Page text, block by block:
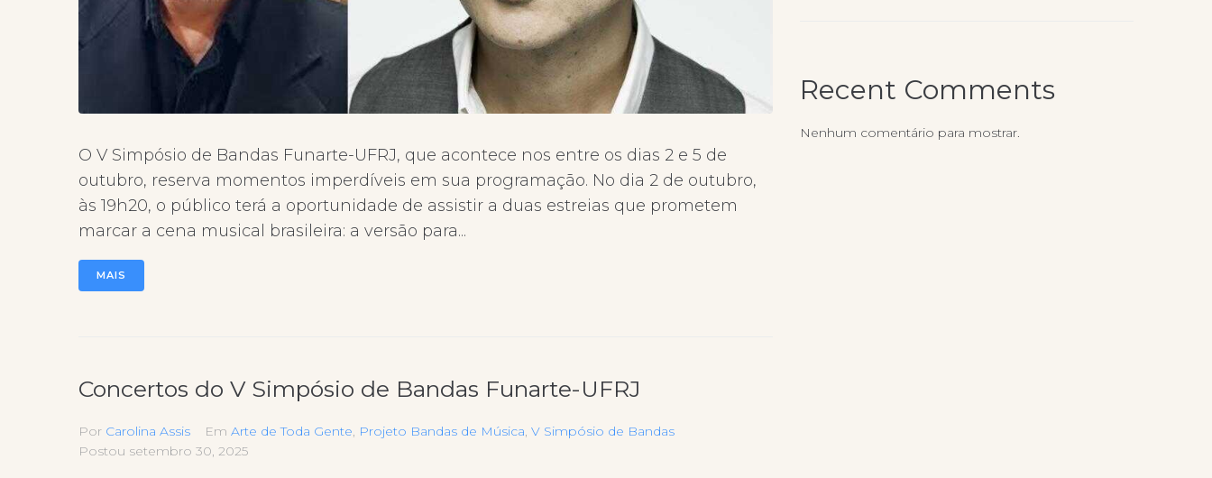
O V Simpósio de Bandas Funarte-UFRJ, que acontece nos entre os dias 2 e 5 de
outubro, reserva momentos imperdíveis em sua programação. No dia 2 de outubro,
às 19h20, o público terá a oportunidade de assistir a duas estreias que prometem
marcar a cena musical brasileira: a versão para...
MAIS
Concertos do V Simpósio de Bandas Funarte-UFRJ
Por Carolina Assis Em Arte de Toda Gente Projeto Bandas de Música V Simpósio de Bandas
Postou setembro 30, 2025
Recent Comments
Nenhum comentário para mostrar.